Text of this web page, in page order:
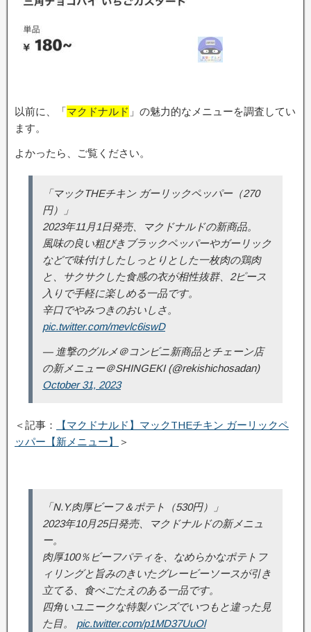
以前に、「マクドナルド 」の魅力的なメニューを調査してい
ます。
よかったら、ご覧ください。
「マックTHEチキン ガーリックペッパー（270
円）」
2023年11月1日発売、マクドナルドの新商品。
風味の良い粗びきブラックペッパーやガーリック
などで味付けしたしっとりとした一枚肉の鶏肉
と、サクサクした食感の衣が相性抜群、2ピース
入りで手軽に楽しめる一品です。
辛口でやみつきのおいしさ。
pic.twitter.com/mevlc6iswD
— 進撃のグルメ＠コンビニ新商品とチェーン店
の新メニュー＠SHINGEKI (@rekishichosadan)
October 31, 2023
＜記事：
【マクドナルド】マックTHEチキン ガーリックペ
ッパー【新メニュー】
＞
「N.Y.肉厚ビーフ＆ポテト（530円）」
2023年10月25日発売、マクドナルドの新メニュ
ー。
肉厚100％ビーフパティを、なめらかなポテトフ
ィリングと旨みのきいたグレービーソースが引き
立てる、食べごたえのある一品です。
四角いユニークな特製バンズでいつもと違った見
た目。 pic.twitter.com/p1MD37UuOl